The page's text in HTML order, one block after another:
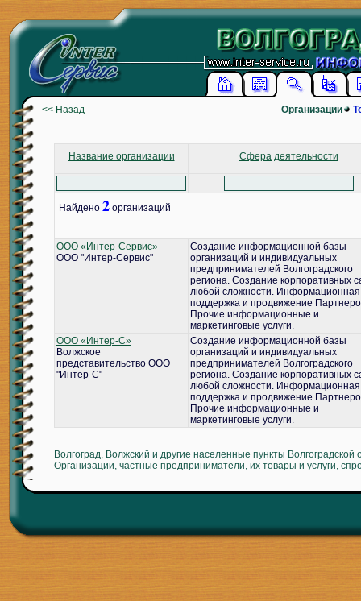
<< Назад Организации
Название организации Сфера деятельности
Найдено 2 организаций
ООО «Интер-Сервис»
ООО "Интер-Сервис"
Создание информационной базы
организаций и индивидуальных
предпринимателей Волгоградского
региона. Создание корпоративных
любой сложности. Информационная
поддержка и продвижение
Прочие информационные и
маркетинговые услуги.
ООО «Интер-С»
Волжское
представительство ООО
"Интер-С"
Создание информационной базы
организаций и индивидуальных
предпринимателей Волгоградского
региона. Создание корпоративных
любой сложности. Информационная
поддержка и продвижение
Прочие информационные и
маркетинговые услуги.
Волгоград, Волжский и другие населенные пункты Волгоградской
Организации, частные предприниматели, их товары и услуги,